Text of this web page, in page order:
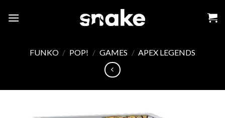
FUNKO / POP! / GAMES / APEX LEGENDS